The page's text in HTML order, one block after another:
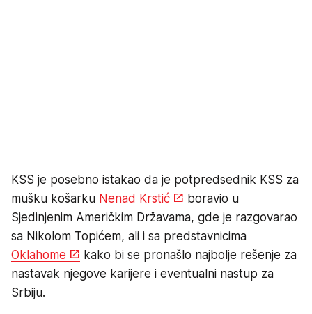
KSS je posebno istakao da je potpredsednik KSS za
mušku košarku Nenad Krstić
boravio u
Sjedinjenim Američkim Državama, gde je razgovarao
sa Nikolom Topićem, ali i sa predstavnicima
Oklahome
kako bi se pronašlo najbolje rešenje za
nastavak njegove karijere i eventualni nastup za
Srbiju.